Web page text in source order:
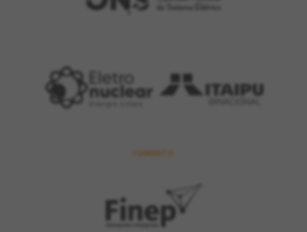
FOMENTO